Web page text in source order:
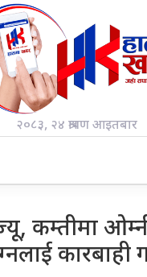
२०८३, २४ श्रावण आइतबार
कम्तीमा
कारबाही